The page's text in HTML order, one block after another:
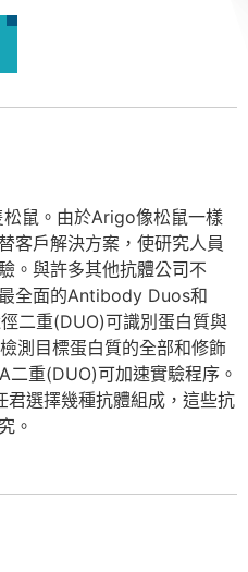
鼠。由於Arigo像松鼠一樣
客戶解決方案，使研究人員
。與許多其他抗體公司不
全面的Antibody Duos和
二重(DUO)可識別蛋白質與
測目標蛋白質的全部和修飾
二重(DUO)可加速實驗程序。
選擇幾種抗體組成，這些抗
。